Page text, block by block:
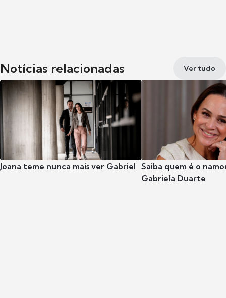
Notícias relacionadas Ver tudo
Joana teme nunca mais ver Gabriel Saiba quem é o
Gabriela Duarte